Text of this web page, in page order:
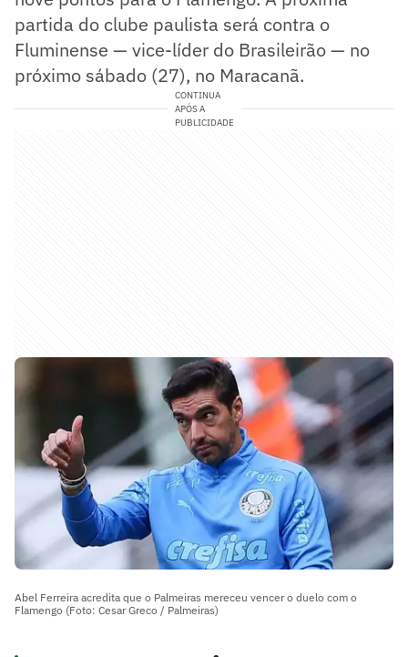
partida do clube paulista será contra o
Fluminense — vice-líder do Brasileirão — no
próximo sábado (27), no Maracanã.
CONTINUA
APÓS A
PUBLICIDADE
Abel Ferreira acredita que o Palmeiras mereceu vencer o duelo com o
Flamengo (Foto: Cesar Greco / Palmeiras)